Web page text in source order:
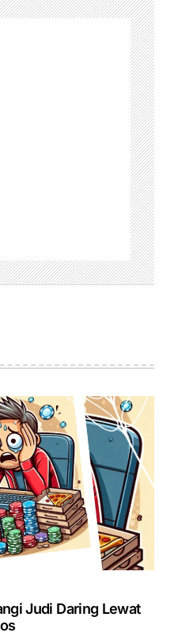
Judi Daring Lewat